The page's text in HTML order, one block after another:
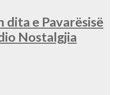
dita e Pavarësisë
Nostalgjia